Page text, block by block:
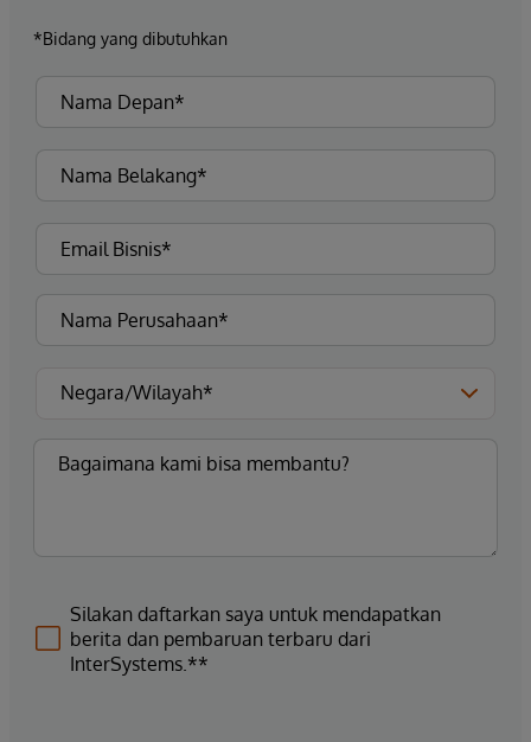
*Bidang yang dibutuhkan
Silakan daftarkan saya untuk mendapatkan
berita dan pembaruan terbaru dari
InterSystems.**